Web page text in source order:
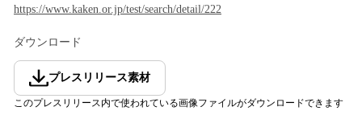
https://www.kaken.or.jp/test/search/detail/222
ダウンロード
プレスリリース素材
このプレスリリース内で使われている画像ファイルがダウンロードできます